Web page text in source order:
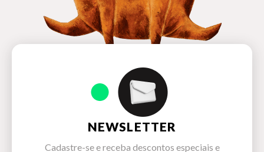
NEWSLETTER
Cadastre-se e receba descontos especiais e